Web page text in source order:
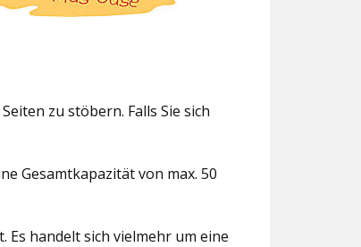
zu stöbern. Falls Sie sich
Gesamtkapazität von max. 50
handelt sich vielmehr um eine